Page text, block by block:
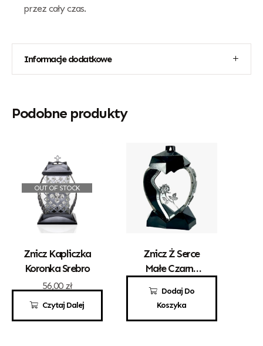
przez cały czas.
Informacje dodatkowe
Podobne produkty
OUT OF STOCK
Czytaj Dalej
Znicz Kapliczka
Koronka Srebro
56,00 zł
Dodaj Do
Koszyka
Znicz Ż Serce
Małe Czarne
69,00 zł